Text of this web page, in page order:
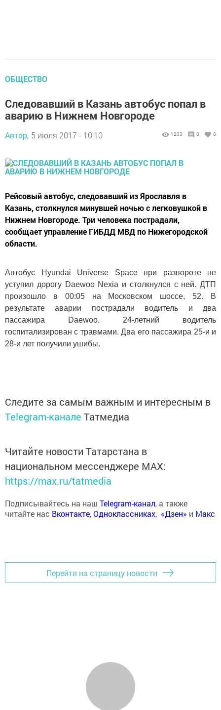
ОБЩЕСТВО
Следовавший в Казань автобус попал в
аварию в Нижнем Новгороде
Автор, 5 июля 2017 - 10:10 1233 0 0
Рейсовый автобус, следовавший из Ярославля в
Казань, столкнулся минувшей ночью с легковушкой в
Нижнем Новгороде. Три человека пострадали,
сообщает управление ГИБДД МВД по Нижегородской
области.
Автобус Hyundai Universe Space при развороте не
уступил дорогу Daewoo Nexia и столкнулся с ней. ДТП
произошло в 00:05 на Московском шоссе, 52. В
результате аварии пострадали водитель и два
пассажира Daewoo. 24-летний водитель
госпитализирован с травмами. Два его пассажира 25-и и
28-и лет получили ушибы.
Следите за самым важным и интересным в
Telegram-канале Татмедиа
Читайте новости Татарстана в
национальном мессенджере MАХ:
https://max.ru/tatmedia
Подписывайтесь на наш Telegram-канал, а также
читайте нас Вконтакте,Одноклассниках, «Дзен» и Макс
Перейти на страницу новости